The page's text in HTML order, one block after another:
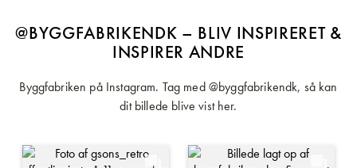
@BYGGFABRIKENDK – BLIV INSPIRERET &
INSPIRER ANDRE
Byggfabriken på Instagram. Tag med @byggfabrikendk, så kan
dit billede blive vist her.